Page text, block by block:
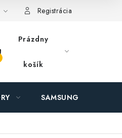
Zľavy pre profíkov
Registrácia
Prázdny
košík
SAMSUNG SVIETIDLÁ